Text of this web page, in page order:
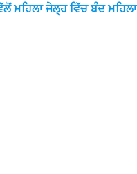
ਮਹਿਲਾ ਜੇਲ੍ਹ ਵਿੱਚ ਬੰਦ